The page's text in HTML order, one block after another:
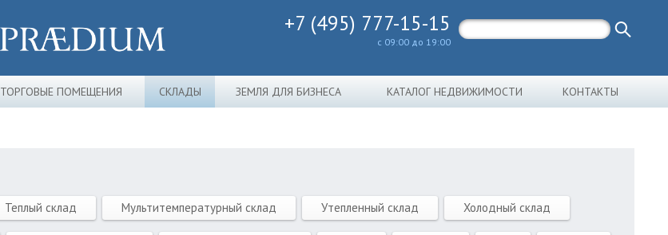
+7 (495) 777-15-15
с 09:00 до 19:00
ТОРГОВЫЕ ПОМЕЩЕНИЯ СКЛАДЫ ЗЕМЛЯ ДЛЯ БИЗНЕСА КАТАЛОГ НЕДВИЖИМОСТИ КОНТАКТЫ
Теплый склад Мультитемпературный склад Утепленный склад Холодный склад